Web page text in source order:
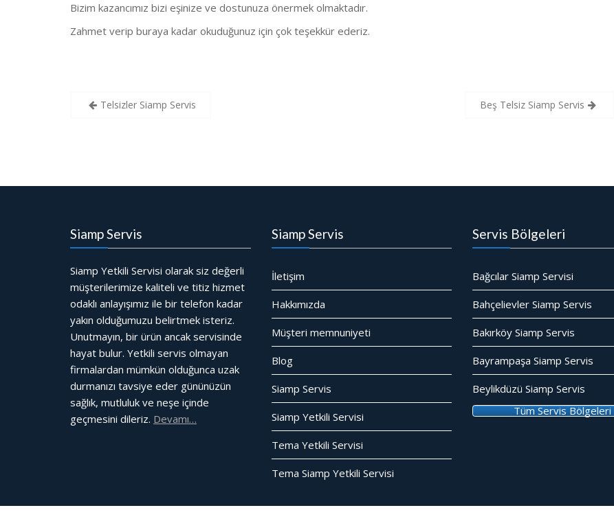
Bizim kazancımız bizi eşinize ve dostunuza önermek olmaktadır.
Zahmet verip buraya kadar okuduğunuz için çok teşekkür ederiz.
YazıTelsizler Siamp Servis Beş Telsiz Siamp Servis
Siamp Servis
Siamp Yetkili Servisi olarak siz değerli
müşterilerimize kaliteli ve titiz hizmet
odaklı anlayışımız ile bir telefon kadar
yakın olduğumuzu belirtmek isteriz.
Unutmayın, bir ürün ancak servisinde
hayat bulur. Yetkili servis olmayan
firmalardan mümkün olduğunca uzak
durmanızı tavsiye eder gününüzün
sağlık, mutluluk ve neşe içinde
geçmesini dileriz. Devamı…
Siamp Servis
İletişim
Hakkımızda
Müşteri memnuniyeti
Blog
Siamp Servis
Siamp Yetkili Servisi
Tema Yetkili Servisi
Tema Siamp Yetkili Servisi
Servis Bölgeleri
Bağcılar Siamp Servisi
Bahçelievler Siamp Servis
Bakırköy Siamp Servis
Bayrampaşa Siamp Servis
Beylikdüzü Siamp Servis
Tüm Servis Bölgeleri